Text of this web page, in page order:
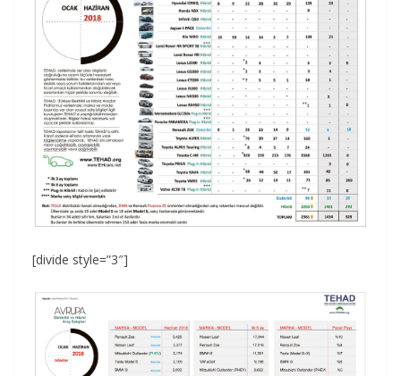
[divide style=”3″]